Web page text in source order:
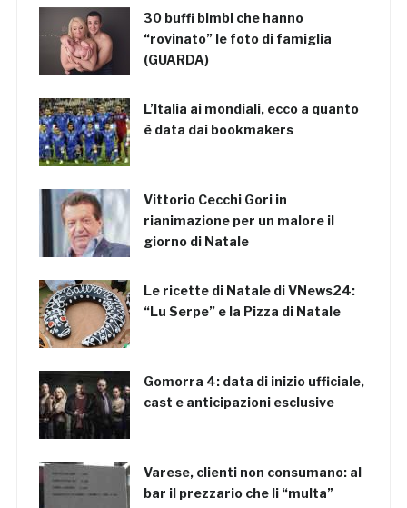
30 buffi bimbi che hanno
“rovinato” le foto di famiglia
(GUARDA)
L’Italia ai mondiali, ecco a quanto
è data dai bookmakers
Vittorio Cecchi Gori in
rianimazione per un malore il
giorno di Natale
Le ricette di Natale di VNews24:
“Lu Serpe” e la Pizza di Natale
Gomorra 4: data di inizio ufficiale,
cast e anticipazioni esclusive
Varese, clienti non consumano: al
bar il prezzario che li “multa”